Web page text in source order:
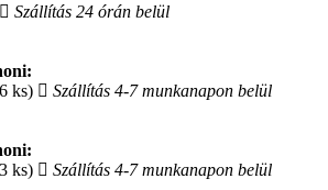
Szállítás 24 órán belül
ks)
Szállítás 4-7 munkanapon belül
ks)
Szállítás 4-7 munkanapon belül